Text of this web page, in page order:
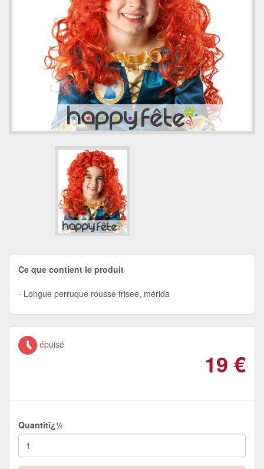
Ce que contient le produit
Longue perruque rousse frisee, mérida
épuisé
19 €
Quantitï¿½